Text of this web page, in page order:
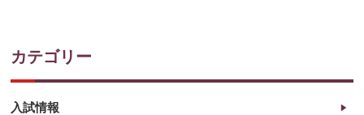
カテゴリー
入試情報